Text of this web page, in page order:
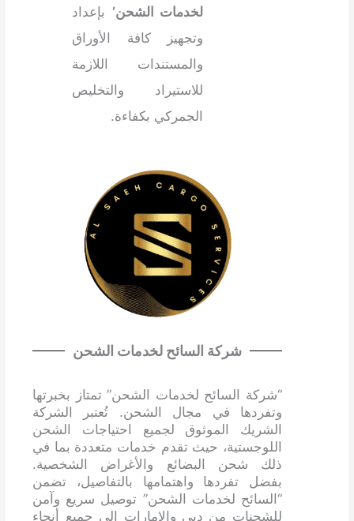
لخدمات الشحن’ بإعداد
وتجهيز كافة الأوراق
والمستندات اللازمة
للاستيراد والتخليص
الجمركي بكفاءة.
شركة السائح لخدمات الشحن
“شركة السائح لخدمات الشحن” تمتاز بخبرتها
وتفردها في مجال الشحن. تُعتبر الشركة
الشريك الموثوق لجميع احتياجات الشحن
اللوجستية، حيث تقدم خدمات متعددة بما في
ذلك شحن البضائع والأغراض الشخصية.
بفضل تفردها واهتمامها بالتفاصيل، تضمن
“السائح لخدمات الشحن” توصيل سريع وآمن
للشحنات من دبي والإمارات إلى جميع أنحاء